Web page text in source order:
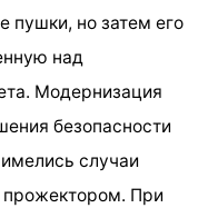
пушки, но затем его
над
Модернизация
безопасности
случаи
прожектором. При